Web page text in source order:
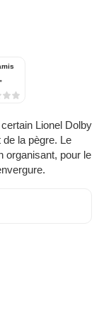
Lionel Dolby
la pègre. Le
organisant, pour le